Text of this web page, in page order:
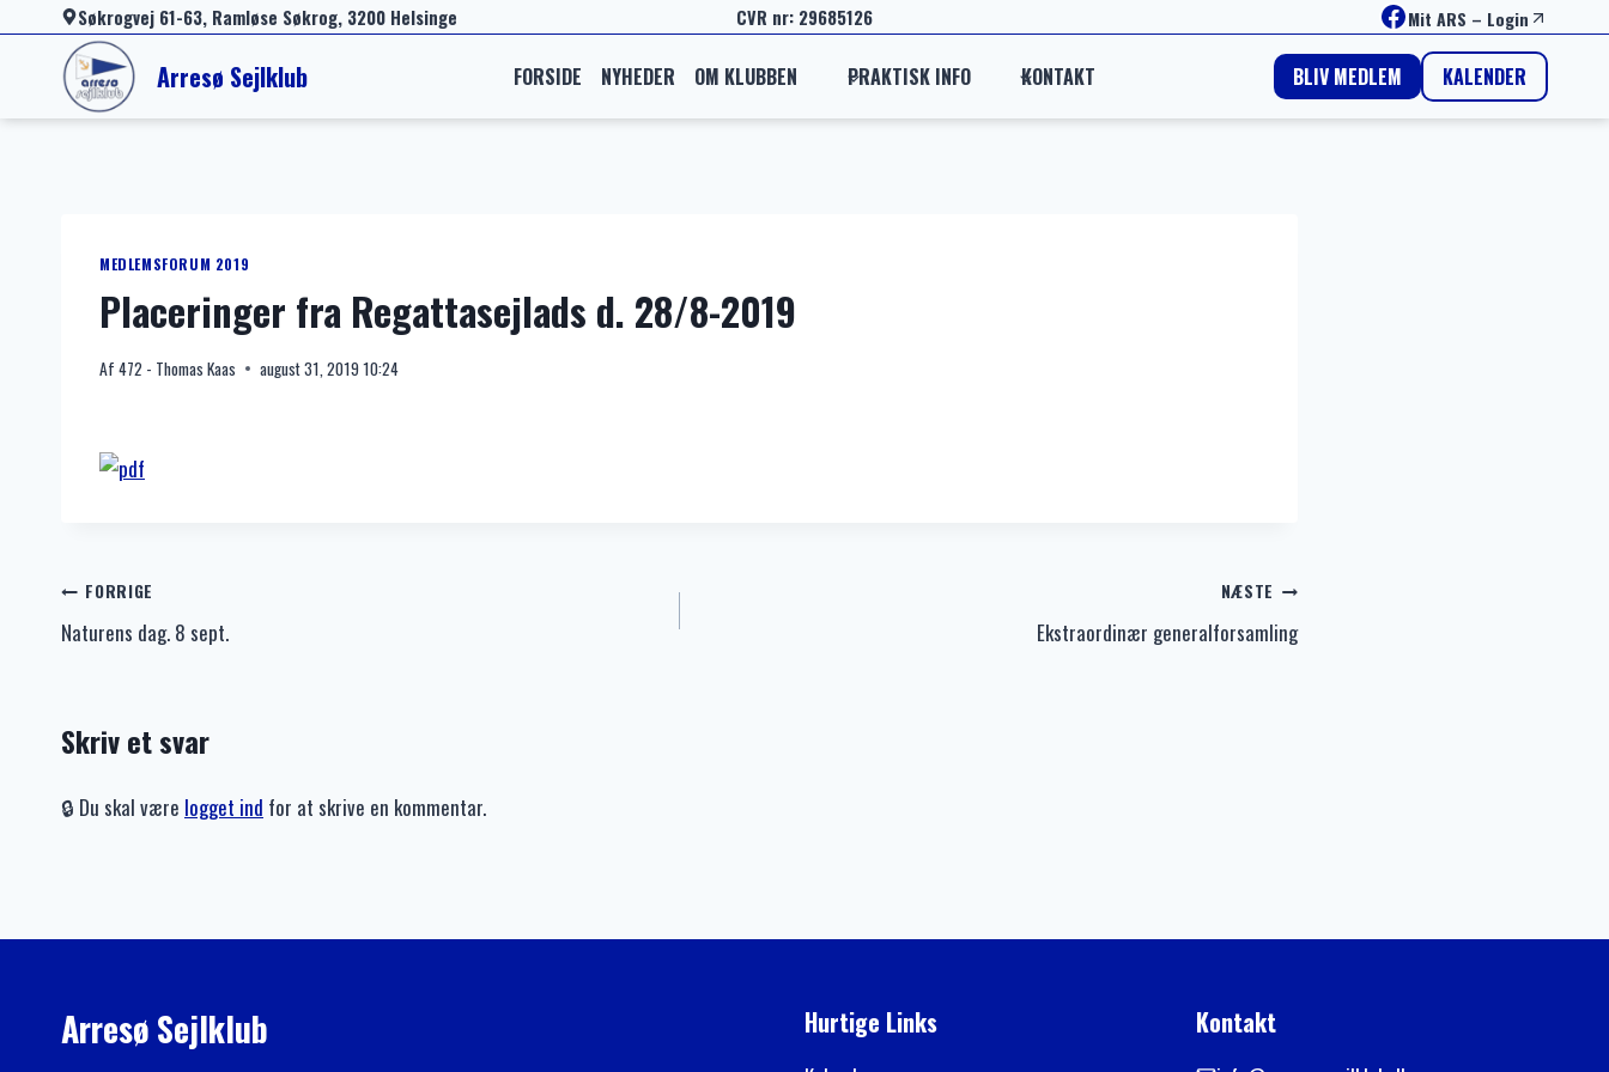
Søkrogvej 61-63, Ramløse Søkrog, 3200 Helsinge CVR nr: 29685126 Facebook
Mit ARS – Login
Arresø Sejlklub FORSIDE NYHEDER OM KLUBBEN PRAKTISK INFO KONTAKT BLIV MEDLEM KALENDER
MEDLEMSFORUM 2019
Placeringer fra Regattasejlads d. 28/8-2019
Af 472 - Thomas Kaas august 31, 2019 10:24
Indlægsnavigation
FORRIGE
Naturens dag. 8 sept.
NÆSTE
Ekstraordinær generalforsamling
Skriv et svar
🔒 Du skal være logget ind for at skrive en kommentar.
Arresø Sejlklub Hurtige Links Kontakt